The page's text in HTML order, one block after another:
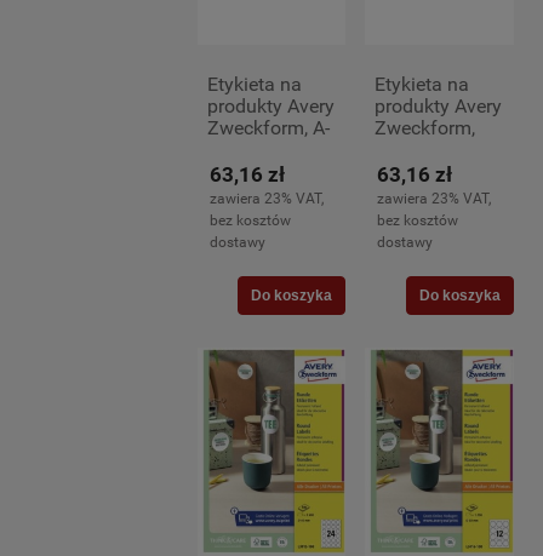
Etykieta na
produkty Avery
Zweckform, A-
25 arkuszy
(18)
63,16 zł
zawiera 23% VAT,
bez kosztów
dostawy
Do koszyka
Etykieta na
produkty Avery
Zweckform,
okrągłe 25
arkuszy (24)
63,16 zł
zawiera 23% VAT,
bez kosztów
dostawy
Do koszyka